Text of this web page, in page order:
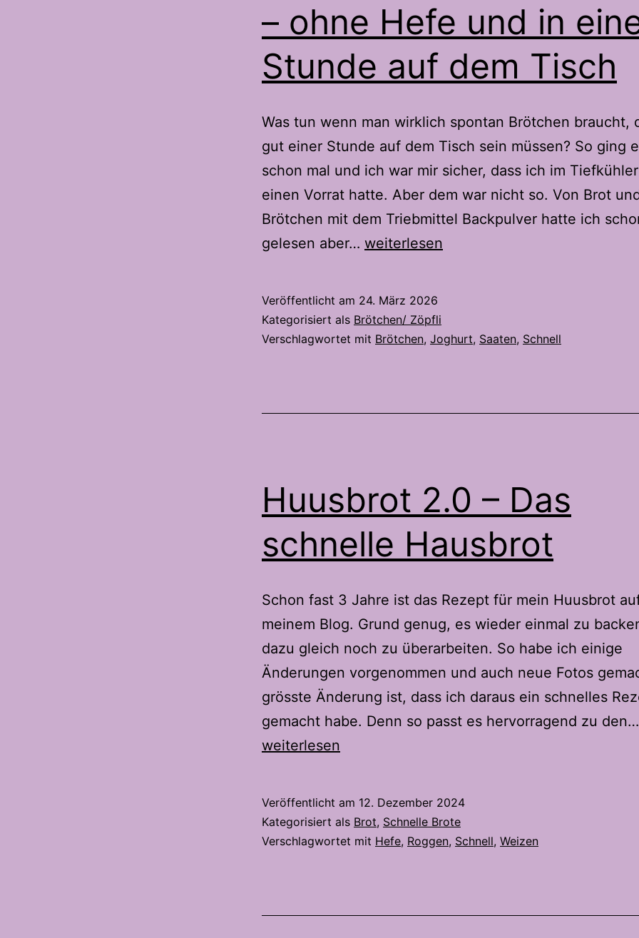
– ohne Hefe und in
Stunde auf dem Tisch
Was tun wenn man wirklich spontan Brötchen braucht,
gut einer Stunde auf dem Tisch sein müssen? So ging
schon mal und ich war mir sicher, dass ich im
einen Vorrat hatte. Aber dem war nicht so. Von Brot
Brötchen mit dem Triebmittel Backpulver hatte ich
gelesen aber… Schnelle
ohne
Hefe
einer
Tisch
weiterlesen
Veröffentlicht am 24. März 2026
Kategorisiert als Brötchen/ Zöpfli
Verschlagwortet mit Brötchen, Joghurt, Saaten, Schnell
Huusbrot 2.0 – Das
schnelle Hausbrot
Schon fast 3 Jahre ist das Rezept für mein Huusbrot
meinem Blog. Grund genug, es wieder einmal zu
dazu gleich noch zu überarbeiten. So habe ich einige
Änderungen vorgenommen und auch neue Fotos
grösste Änderung ist, dass ich daraus ein schnelles
gemacht habe. Denn so passt es hervorragend zu den…
weiterlesen
Veröffentlicht am 12. Dezember 2024
Kategorisiert als Brot, Schnelle Brote
Verschlagwortet mit Hefe, Roggen, Schnell, Weizen